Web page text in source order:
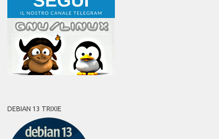
DEBIAN 13 TRIXIE